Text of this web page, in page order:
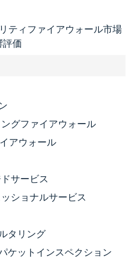
ティファイアウォール市場
評価
ングファイアウォール
アウォール
サービス
ショナルサービス
タリング
ケットインスペクション